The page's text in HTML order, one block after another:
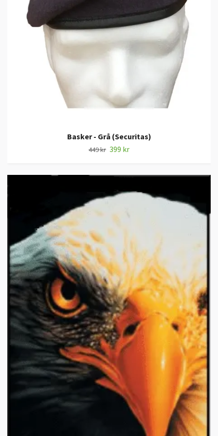
Basker - Grå (Securitas)
449 kr 399 kr